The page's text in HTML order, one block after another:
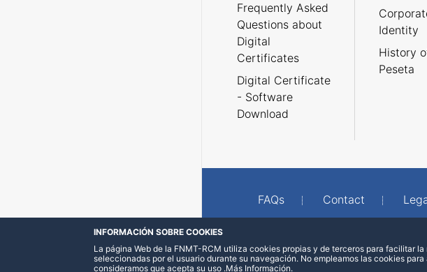
Frequently Asked
Questions about
Digital
Certificates
Digital Certificate
- Software
Download
Identity
History
Peseta
FAQs Contact
INFORMACIÓN SOBRE COOKIES
La página Web de la FNMT-RCM utiliza cookies propias y de terceros para facilitar
seleccionadas por el usuario durante su navegación. No empleamos las cookies
consideramos que acepta su uso .Más Información.